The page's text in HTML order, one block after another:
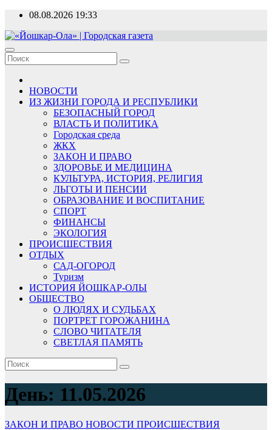
Перейти
содержимому
08.08.2026 19:33
«Йошкар-Ола» | Городская газета
Новости, события, люди
НОВОСТИ
ИЗ ЖИЗНИ ГОРОДА И РЕСПУБЛИКИ
БЕЗОПАСНЫЙ ГОРОД
ВЛАСТЬ И ПОЛИТИКА
Городская среда
ЖКХ
ЗАКОН И ПРАВО
ЗДОРОВЬЕ И МЕДИЦИНА
КУЛЬТУРА, ИСТОРИЯ, РЕЛИГИЯ
ЛЬГОТЫ И ПЕНСИИ
ОБРАЗОВАНИЕ И ВОСПИТАНИЕ
СПОРТ
ФИНАНСЫ
ЭКОЛОГИЯ
ПРОИСШЕСТВИЯ
ОТДЫХ
САД-ОГОРОД
Туризм
ИСТОРИЯ ЙОШКАР-ОЛЫ
ОБЩЕСТВО
О ЛЮДЯХ И СУДЬБАХ
ПОРТРЕТ ГОРОЖАНИНА
СЛОВО ЧИТАТЕЛЯ
СВЕТЛАЯ ПАМЯТЬ
День: 11.05.2026
ЗАКОН И ПРАВО НОВОСТИ ПРОИСШЕСТВИЯ